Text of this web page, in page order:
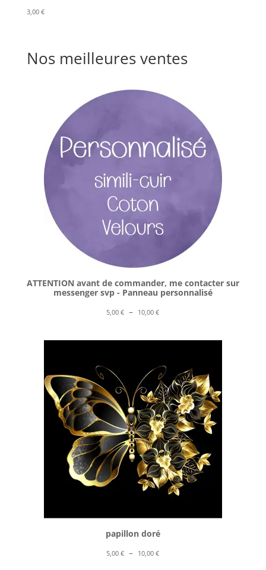
3,00 €
Nos meilleures ventes
ATTENTION avant de commander, me contacter sur
messenger svp - Panneau personnalisé
5,00€ – 10,00€Plage
prix :
à
10,00 €
papillon doré
5,00€ – 10,00€Plage